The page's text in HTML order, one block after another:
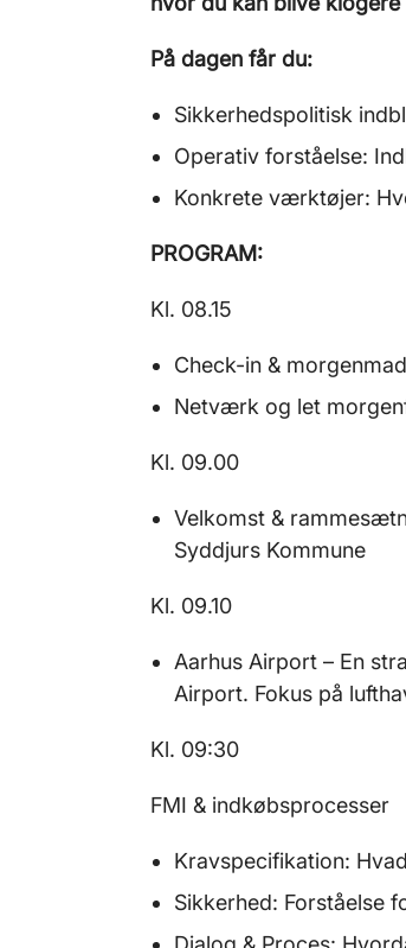
På dagen får du:
Sikkerhedspolitisk
Operativ forståelse:
Konkrete værktøjer:
PROGRAM:
Kl. 08.15
Check-in & morgenmad
Netværk og let
Kl. 09.00
Velkomst &
Syddjurs Kommune
Kl. 09.10
Aarhus Airport – En
Airport. Fokus på
Kl. 09:30
FMI & indkøbsprocesser
Kravspecifikation:
Sikkerhed: Forståelse